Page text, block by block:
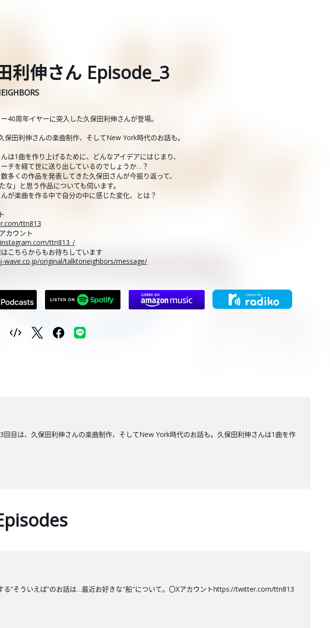
利伸さん Episode_3
40周年イヤーに突入した久保田利伸さんが登場。
保田利伸さんの楽曲制作、そしてNew York時代のお話も。
は1曲を作り上げるために、どんなアイデアにはじまり、
チを経て世に送り出しているのでしょうか…？
多くの作品を発表してきた久保田さんが今振り返って、
な」と思う作品についても伺います。
が楽曲を作る中で自分の中に感じた変化、とは？
ttn813
カウント
ttn813_/
こちらからもお待ちしています
wave.co.jp/original/talktoneighbors/message/
目は、久保田利伸さんの楽曲制作、そしてNew York時代のお話も。久保田利伸さんは1曲を作
”そういえば”のお話は…最近お好きな"船"について。〇Xアカウントhttps://twitter.com/ttn813